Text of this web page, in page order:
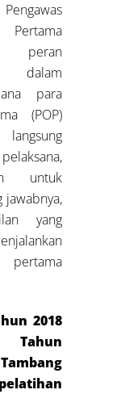
peran
dalam
para
(POP)
untuk
jawabnya,
yang
pertama
2018